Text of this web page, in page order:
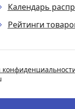
Календарь
Рейтинги